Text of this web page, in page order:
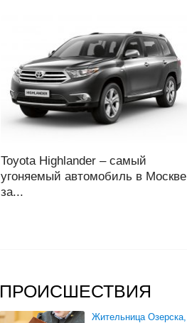
Toyota Highlander – самый
угоняемый автомобиль в Москве
за...
ПРОИСШЕСТВИЯ
Жительница Озерска,